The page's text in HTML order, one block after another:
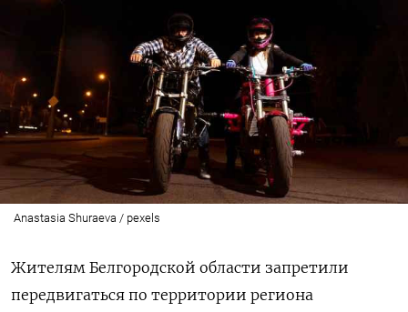
Anastasia Shuraeva / pexels
Жителям Белгородской области запретили
передвигаться по территории региона